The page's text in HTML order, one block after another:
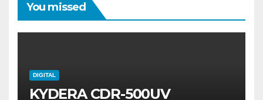
You missed
DIGITAL
KYDERA CDR-500UV